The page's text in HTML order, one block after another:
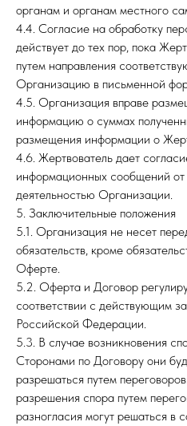
органам и органам местного
4.4. Согласие на обработку
действует до тех пор, пока
путем направления
Организацию в письменной
4.5. Организация вправе
информацию о суммах
размещения информации о
4.6. Жертвователь дает
информационных сообщений
деятельностью Организации.
5. Заключительные положения
5.1. Организация не несет
обязательств, кроме
Оферте.
5.2. Оферта и Договор
соответствии с действующим
Российской Федерации.
5.3. В случае возникновения
Сторонами по Договору они
разрешаться путем
разрешения спора путем
разногласия могут решаться в